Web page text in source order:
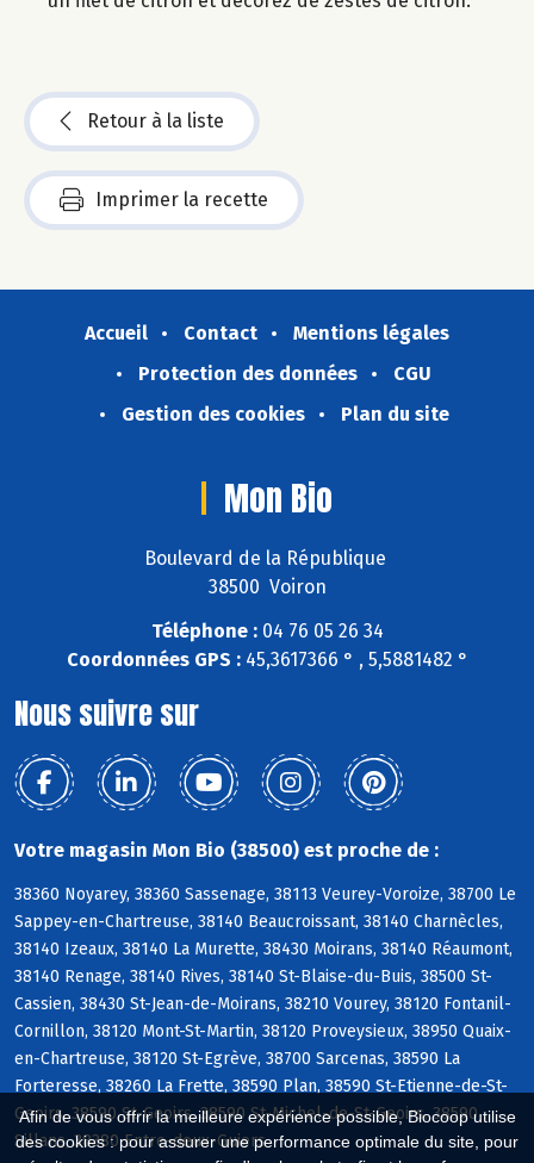
Afin de vous offrir la meilleure expérience possible, Biocoop utilise
des cookies : pour assurer une performance optimale du site, pour
Retour à la liste
Imprimer la recette
Accueil Contact
Mentions légales
Protection des données
CGU
Gestion des cookies
Plan du site
Mon Bio
Boulevard de la République
38500 Voiron
Téléphone :04 76 05 26 34
Coordonnées GPS :45,3617366 ° , 5,5881482 °
Nous suivre sur
Votre magasin Mon Bio (38500) est proche de :
38360 Noyarey, 38360 Sassenage, 38113 Veurey-Voroize, 38700 Le
Sappey-en-Chartreuse, 38140 Beaucroissant, 38140 Charnècles,
38140 Izeaux, 38140 La Murette, 38430 Moirans, 38140 Réaumont,
38140 Renage, 38140 Rives, 38140 St-Blaise-du-Buis, 38500 St-
Cassien, 38430 St-Jean-de-Moirans, 38210 Vourey, 38120 Fontanil-
Cornillon, 38120 Mont-St-Martin, 38120 Proveysieux, 38950 Quaix-
en-Chartreuse, 38120 St-Egrève, 38700 Sarcenas, 38590 La
Forteresse, 38260 La Frette, 38590 Plan, 38590 St-Etienne-de-St-
Geoirs, 38590 St-Geoirs, 38590 St-Michel-de-St-Geoirs, 38590
Sillans, 38380 Entre-deux-Guiers